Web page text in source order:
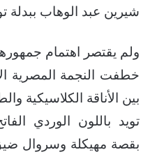
شيرين عبد الوهاب ببدلة
ولم يقتصر اهتمام
خطفت النجمة المصرية
بين الأناقة الكلاسيكية
تويد باللون الوردي
بقصة مهيكلة وسروال